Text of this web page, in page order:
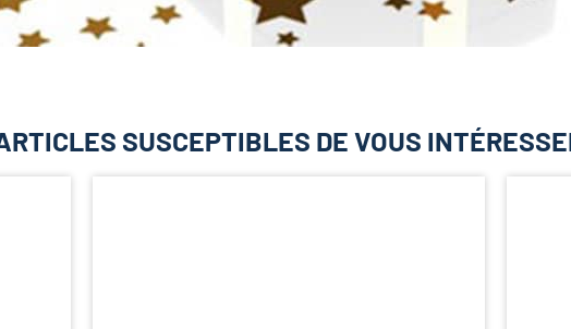
SUSCEPTIBLES DE VOUS